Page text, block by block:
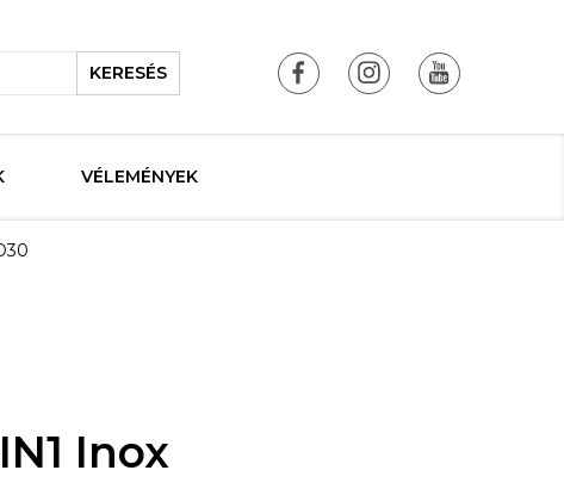
KERESÉS
VÉLEMÉNYEK
Inox